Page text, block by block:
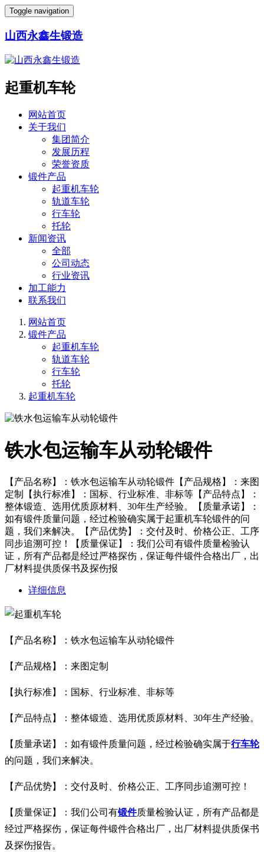
Toggle navigation
山西永鑫生锻造
起重机车轮
网站首页
关于我们
集团简介
发展历程
荣誉资质
锻件产品
起重机车轮
轨道车轮
行车轮
托轮
新闻资讯
全部
公司动态
行业资讯
加工能力
联系我们
网站首页
锻件产品
起重机车轮
轨道车轮
行车轮
托轮
起重机车轮
铁水包运输车从动轮锻件
【产品名称】：铁水包运输车从动轮锻件【产品规格】：来图
定制【执行标准】：国标、行业标准、非标等【产品特点】：
整体锻造、选用优质原材料、30年生产经验。【质量承诺】：
如有锻件质量问题，经过检验确实属于起重机车轮锻件的问
题，我们来解决。【产品优势】：交付及时、价格公正、工序
同步追溯可控！【质量保证】：我们公司有锻件质量检验认
证，所有产品都是经过严格探伤，保证每件锻件合格出厂，出
厂材料提供质保书及探伤报
详细信息
【产品名称】：铁水包运输车从动轮锻件
【产品规格】：来图定制
【执行标准】：国标、行业标准、非标等
【产品特点】：整体锻造、选用优质原材料、30年生产经验。
【质量承诺】：如有锻件质量问题，经过检验确实属于行车轮
的问题，我们来解决。
【产品优势】：交付及时、价格公正、工序同步追溯可控！
【质量保证】：我们公司有锻件质量检验认证，所有产品都是
经过严格探伤，保证每件锻件合格出厂，出厂材料提供质保书
及探伤报告。